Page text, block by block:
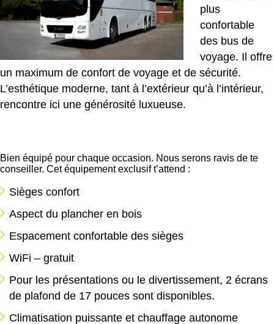
plus
confortable
des bus de
voyage. Il offre
un maximum de confort de voyage et de sécurité.
L’esthétique moderne, tant à l’extérieur qu’à l’intérieur,
rencontre ici une générosité luxueuse.
Bien équipé pour chaque occasion. Nous serons ravis de te
conseiller. Cet équipement exclusif t’attend :
Sièges confort
Aspect du plancher en bois
Espacement confortable des sièges
WiFi – gratuit
Pour les présentations ou le divertissement, 2 écrans
de plafond de 17 pouces sont disponibles.
Climatisation puissante et chauffage autonome